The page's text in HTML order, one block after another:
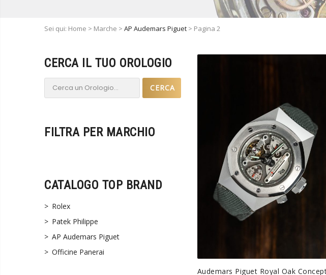
Sei qui: Home > Marche > AP Audemars Piguet > Pagina 2
Audemars Piguet Royal Oak
CERCA IL TUO OROLOGIO
Cerca:
FILTRA PER MARCHIO
CATALOGO TOP BRAND
Rolex
Patek Philippe
AP Audemars Piguet
Officine Panerai